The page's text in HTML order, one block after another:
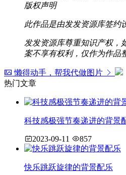
版权声明
此作品是由发发资源库签约
发发资源库尊重知识产权，
案不享有权利，仅作为作品
懒得动手，帮我代做图片
热门文章
科技感极强节奏递进的背景
2023-09-11 857
快乐跳跃旋律的背景配乐